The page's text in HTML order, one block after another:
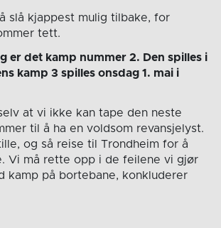
slå kjappest mulig tilbake, for
tett.
er det kamp nummer 2. Den spilles i
kamp 3 spilles onsdag 1. mai i
at vi ikke kan tape den neste
til å ha en voldsom revansjelyst.
og så reise til Trondheim for å
Vi må rette opp i de feilene vi gjør
kamp på bortebane, konkluderer